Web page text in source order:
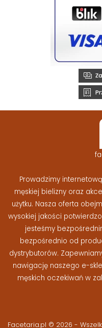
Prowadzimy
męskiej bielizny oraz
użytku. Nasza oferta
wysokiej jakości
jesteśmy
bezpośrednio od
dystrybutorów.
nawigację naszego e-
męskich oczekiwań w
Facetaria.pl © 2026 -